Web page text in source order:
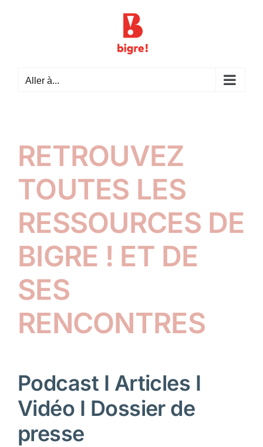
Aller à...
RETROUVEZ
TOUTES LES
RESSOURCES DE
BIGRE ! ET DE
SES
RENCONTRES
Podcast I Articles I
Vidéo I Dossier de
presse